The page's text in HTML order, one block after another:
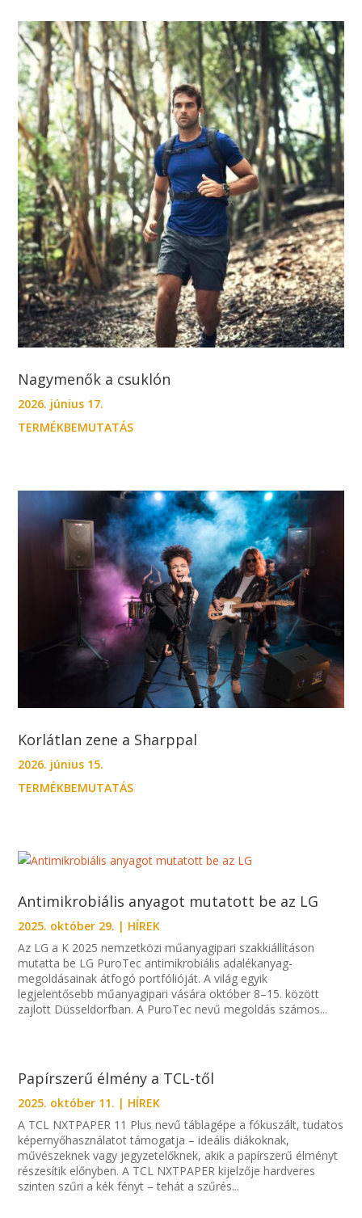
Nagymenők a csuklón
2026. június 17.
TERMÉKBEMUTATÁS
Korlátlan zene a Sharppal
2026. június 15.
TERMÉKBEMUTATÁS
Antimikrobiális anyagot mutatott be az LG
2025. október 29. | HÍREK
Az LG a K 2025 nemzetközi műanyagipari szakkiállításon
mutatta be LG PuroTec antimikrobiális adalékanyag-
megoldásainak átfogó portfólióját. A világ egyik
legjelentősebb műanyagipari vására október 8–15. között
zajlott Düsseldorfban. A PuroTec nevű megoldás számos...
Papírszerű élmény a TCL-től
2025. október 11. | HÍREK
A TCL NXTPAPER 11 Plus nevű táblagépe a fókuszált, tudatos
képernyőhasználatot támogatja – ideális diákoknak,
művészeknek vagy jegyzetelőknek, akik a papírszerű élményt
részesítik előnyben. A TCL NXTPAPER kijelzője hardveres
szinten szűri a kék fényt – tehát a szűrés...